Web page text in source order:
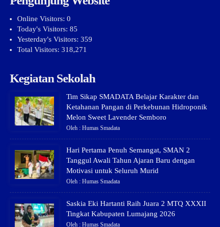
Online Visitors: 0
Today's Visitors: 85
Yesterday's Visitors: 359
Total Visitors: 318,271
Kegiatan Sekolah
Tim Sikap SMADATA Belajar Karakter dan
Ketahanan Pangan di Perkebunan Hidroponik
Melon Sweet Lavender Semboro
Oleh : Humas Smadata
Hari Pertama Penuh Semangat, SMAN 2
Tanggul Awali Tahun Ajaran Baru dengan
Motivasi untuk Seluruh Murid
Oleh : Humas Smadata
Saskia Eki Hartanti Raih Juara 2 MTQ XXXII
Tingkat Kabupaten Lumajang 2026
Oleh : Humas Smadata